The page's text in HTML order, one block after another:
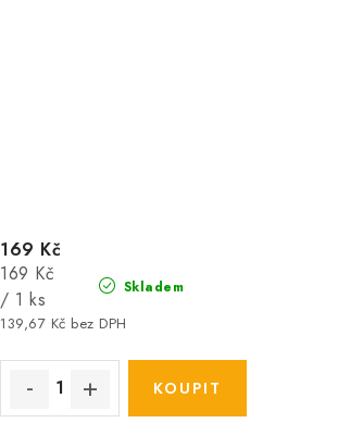
Skladem
139,67 Kč bez DPH
169 Kč
Měrná
cena:
169 Kč
/ 1 ks